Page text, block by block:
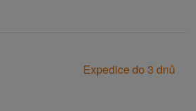
Expedice do 3 dnů